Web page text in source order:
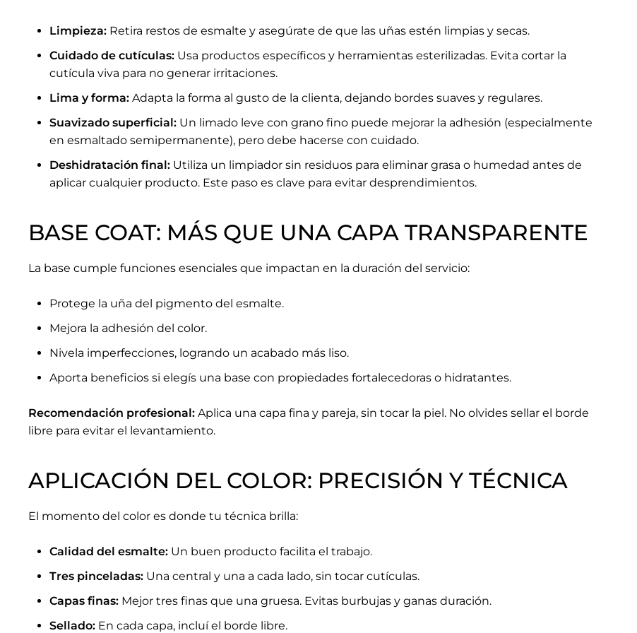
Limpieza: Retira restos de esmalte y asegúrate de que las uñas estén limpias y secas.
Cuidado de cutículas: Usa productos específicos y herramientas esterilizadas. Evita cortar la
cutícula viva para no generar irritaciones.
Lima y forma: Adapta la forma al gusto de la clienta, dejando bordes suaves y regulares.
Suavizado superficial: Un limado leve con grano fino puede mejorar la adhesión (especialmente
en esmaltado semipermanente), pero debe hacerse con cuidado.
Deshidratación final: Utiliza un limpiador sin residuos para eliminar grasa o humedad antes de
aplicar cualquier producto. Este paso es clave para evitar desprendimientos.
BASE COAT: MÁS QUE UNA CAPA TRANSPARENTE
La base cumple funciones esenciales que impactan en la duración del servicio:
Protege la uña del pigmento del esmalte.
Mejora la adhesión del color.
Nivela imperfecciones, logrando un acabado más liso.
Aporta beneficios si elegís una base con propiedades fortalecedoras o hidratantes.
Recomendación profesional: Aplica una capa fina y pareja, sin tocar la piel. No olvides sellar el borde
libre para evitar el levantamiento.
APLICACIÓN DEL COLOR: PRECISIÓN Y TÉCNICA
El momento del color es donde tu técnica brilla:
Calidad del esmalte: Un buen producto facilita el trabajo.
Tres pinceladas: Una central y una a cada lado, sin tocar cutículas.
Capas finas: Mejor tres finas que una gruesa. Evitas burbujas y ganas duración.
Sellado: En cada capa, incluí el borde libre.